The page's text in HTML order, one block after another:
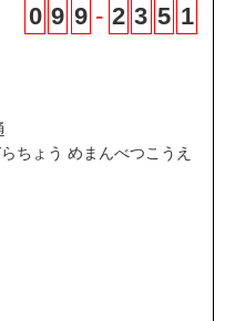
0 9 9 - 2 3 5 1
ちょう めまんべつこうえ